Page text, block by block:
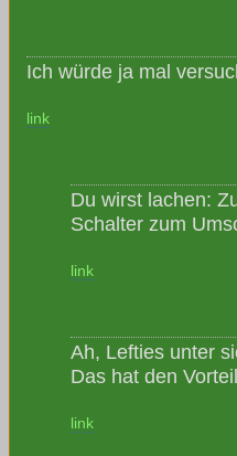
Ich würde ja mal
link
Du wirst lachen:
Schalter zum
link
Ah, Lefties unter
Das hat den
link